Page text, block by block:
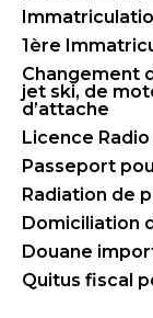
1ère
Changement
jet ski, de
d’attache
Licence Radio
Passeport
Radiation de
Domiciliation
Douane
Quitus fiscal